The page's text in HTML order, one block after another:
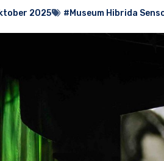
2025 #Museum Hibrida